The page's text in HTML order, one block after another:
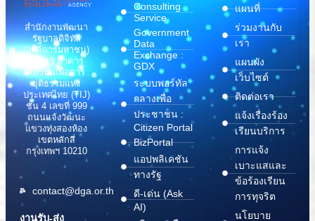
สำนักงานพัฒนา
รัฐบาลดิจิทัล
(องค์การมหาชน)
(สพร.) อาคาร
สถาบันเพื่อการ
ยุติธรรมแห่ง
ประเทศไทย (TIJ)
ชั้น 4 เลขที่ 999
ถนนแจ้งวัฒนะ
แขวงทุ่งสองห้อง
เขตหลักสี่
กรุงเทพฯ 10210
contact@dga.or.th
งานรับ-ส่ง
Consulting
Service
Government
Data
Exchange :
GDX
ระบบพอร์ทัล
กลางเพื่อ
ประชาชน :
Citizen Portal
BizPortal
แอปพลิเคชัน
ทางรัฐ
ดี-เด่น (Ask
AI)
แผนที่
ร่วมงานกับ
เรา
แผนผัง
เว็บไซต์
ติดต่อเรา
แจ้งเรื่องร้อง
เรียนบริการ
การแจ้ง
เบาะแสและ
ข้อร้องเรียน
การทุจริต
นโยบาย